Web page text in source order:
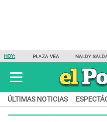
HOY: PLAZA VEA NALDY
ÚLTIMAS NOTICIAS